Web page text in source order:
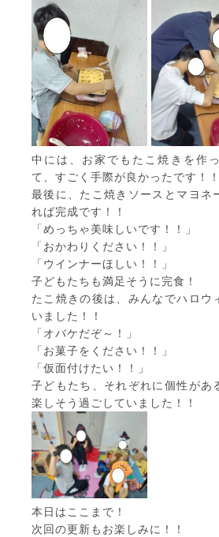
中には、お家でもたこ焼きを作
て、すごく手際が良かったです！！
最後に、たこ焼きソースとマヨネ
れば完成です！！
「めっちゃ美味しいです！！」
「おかわりください！！」
「ウインナーほしい！！」
子どもたちも満足そうに完食！
たこ焼きの後は、みんなでハロウ
いました！！
「オバケだぞ～！」
「お菓子をください！！」
「仮面付けたい！！」
子どもたち、それぞれに個性があ
楽しそう過ごしていました！！
本日はここまで！
次回の更新もお楽しみに！！